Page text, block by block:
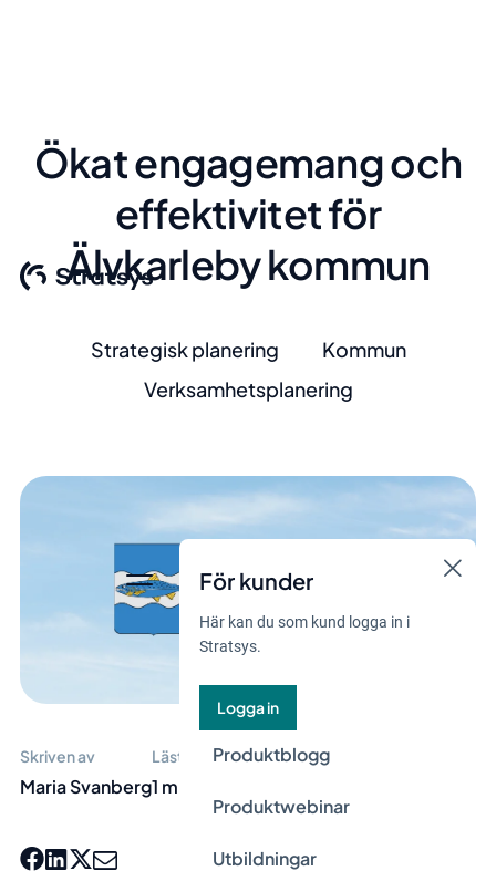
För kunder
Här kan du som kund logga in i
Stratsys.
Logga in
Produktblogg
Produktwebinar
Utbildningar
Ökat engagemang och
effektivitet för
Älvkarleby kommun
Strategisk planering
Kommun
Verksamhetsplanering
Skriven av
Maria Svanberg
Lästid
1 min